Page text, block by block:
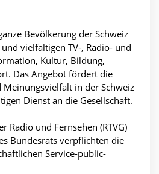
Bevölkerung der Schweiz
vielfältigen TV-, Radio- und
Kultur, Bildung,
Das Angebot fördert die
in der Schweiz
Dienst an die Gesellschaft.
Radio und Fernsehen (RTVG)
Bundesrats verpflichten die
Service-public-